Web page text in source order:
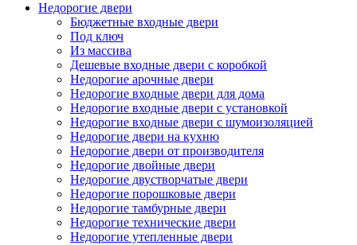
Недорогие двери
Бюджетные входные двери
Под ключ
Из массива
Дешевые входные двери с коробкой
Недорогие арочные двери
Недорогие входные двери для дома
Недорогие входные двери с установкой
Недорогие входные двери с шумоизоляцией
Недорогие двери на кухню
Недорогие двери от производителя
Недорогие двойные двери
Недорогие двустворчатые двери
Недорогие порошковые двери
Недорогие тамбурные двери
Недорогие технические двери
Недорогие утепленные двери